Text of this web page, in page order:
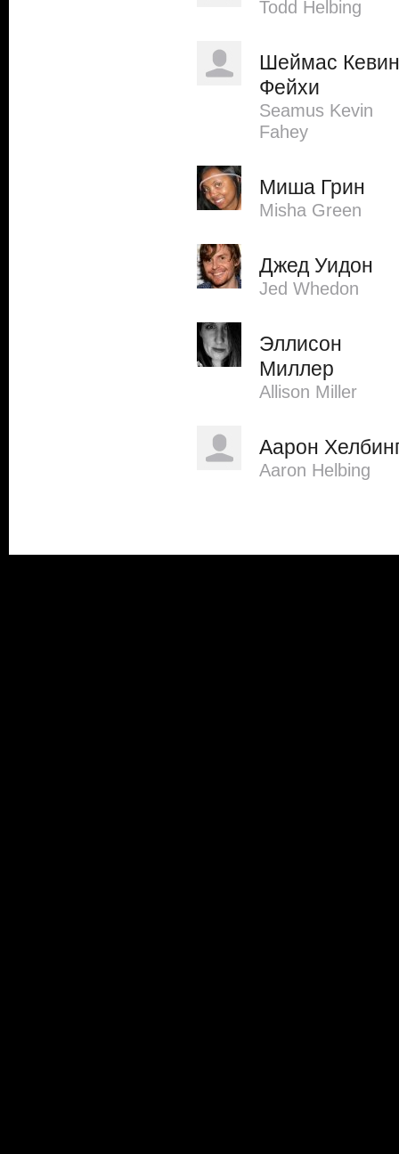
Todd Helbing
Шеймас Кевин
Фейхи
Seamus Kevin
Fahey
Миша Грин
Misha Green
Джед Уидон
Jed Whedon
Эллисон
Миллер
Allison Miller
Аарон
Aaron Helbing